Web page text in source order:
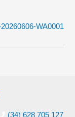
(34) 628 705 127